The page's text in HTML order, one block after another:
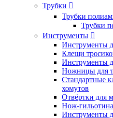
Трубки 
Трубки
Трубки
Инструменты 
Инструменты
Клещи
Инструменты
Ножницы для
Стандартные
хомутов
Отвёртки для
Нож-
Инструменты